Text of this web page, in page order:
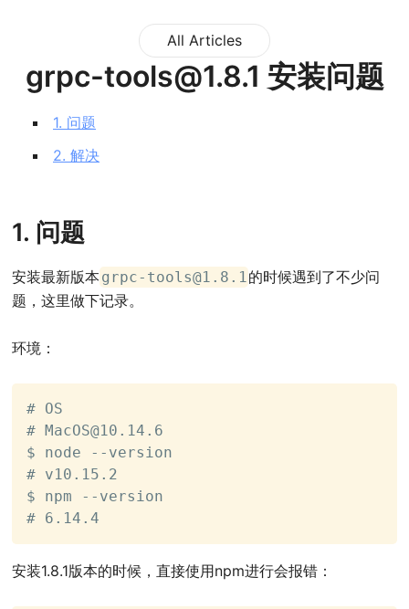
All Articles
grpc-tools@1.8.1 安装问题
1. 问题
2. 解决
1. 问题
安装最新版本 grpc-tools@1.8.1的时候遇到了不少问
题，这里做下记录。
环境：
# OS
# MacOS@10.14.6
$ node --version
# v10.15.2
$ npm --version
# 6.14.4
安装1.8.1版本的时候，直接使用npm进行会报错：